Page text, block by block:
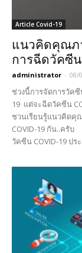
Article Covid-19
แนวคิดคุณภ
การฉีดวัคซีน
administrator - 08/
ช่วงนี้การจัดการวัค
19 แต่จะฉีดวัคซีน
ชวนเรียนรู้แนวคิดคุ
COVID-19 กัน..ครั
วัคซีน COVID-19 ปร